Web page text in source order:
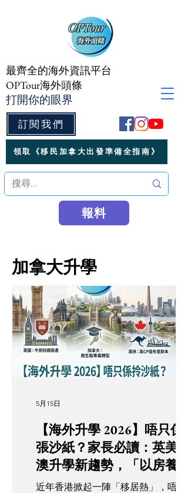
訂閱我們
最齊全的海外資訊平台
OPTour海外頭條
打開你的眼界
領取《移民加拿大出發準備全指南》
報料
加拿大升學
【海外升學 2026】唔只係拎
張沙紙？家長必讀：英美加
澳升學新趨勢，「以房養
學」點樣幫你慳返筆？
近年香港掀起一陣「移居熱」，唔少
5月15日